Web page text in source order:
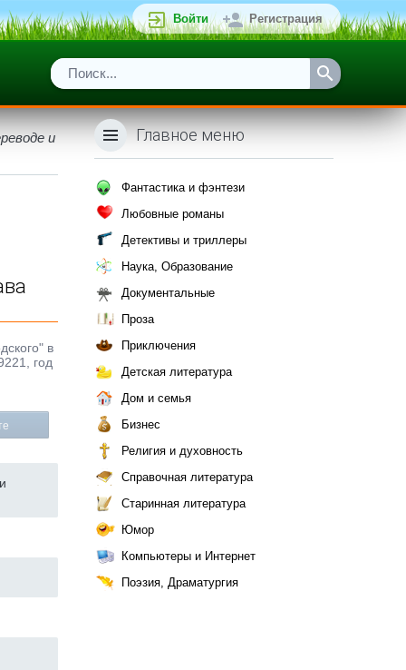
Войти Регистрация
и
в
год
Главное меню
Фантастика и фэнтези
Любовные романы
Детективы и триллеры
Наука, Образование
Документальные
Проза
Приключения
Детская литература
Дом и семья
Бизнес
Религия и духовность
Справочная литература
Старинная литература
Юмор
Компьютеры и Интернет
Поэзия, Драматургия